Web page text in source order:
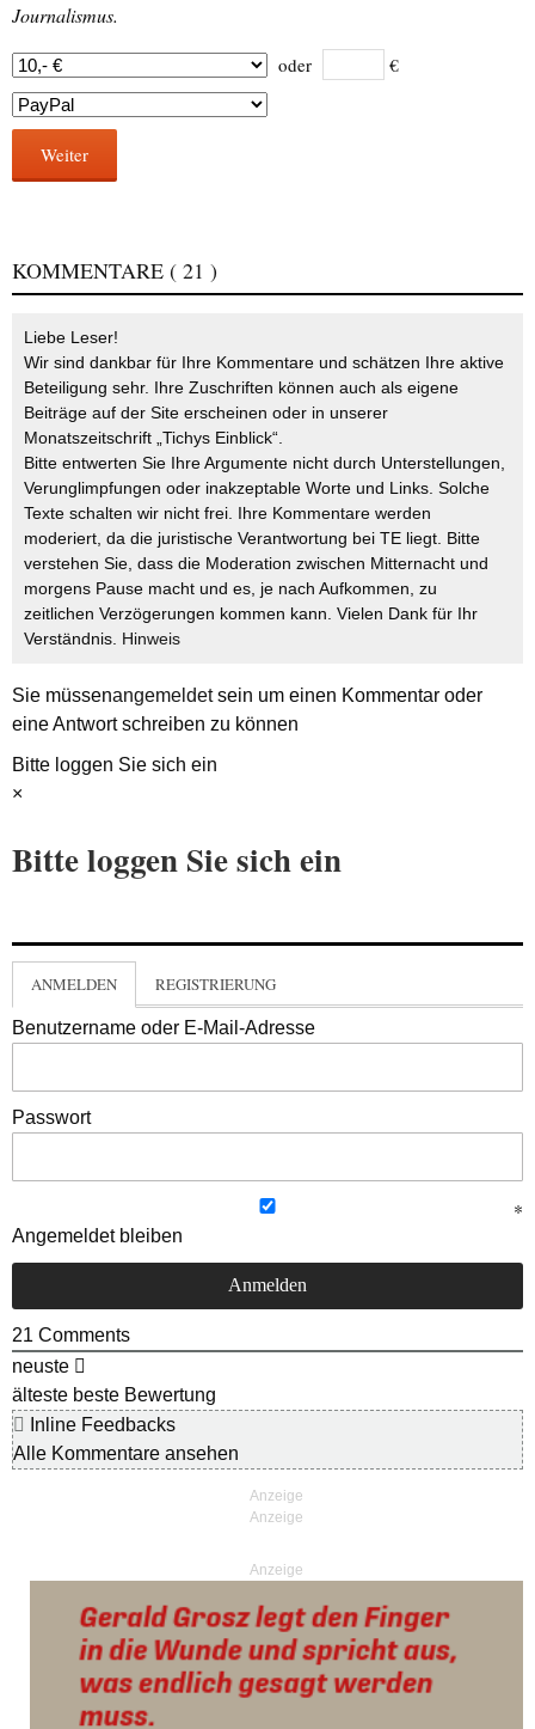
Journalismus.
oder €
Weiter
KOMMENTARE ( 21 )
Liebe Leser!
Wir sind dankbar für Ihre Kommentare und schätzen Ihre aktive
Beteiligung sehr. Ihre Zuschriften können auch als eigene
Beiträge auf der Site erscheinen oder in unserer
Monatszeitschrift „Tichys Einblick“.
Bitte entwerten Sie Ihre Argumente nicht durch Unterstellungen,
Verunglimpfungen oder inakzeptable Worte und Links. Solche
Texte schalten wir nicht frei. Ihre Kommentare werden
moderiert, da die juristische Verantwortung bei TE liegt. Bitte
verstehen Sie, dass die Moderation zwischen Mitternacht und
morgens Pause macht und es, je nach Aufkommen, zu
zeitlichen Verzögerungen kommen kann. Vielen Dank für Ihr
Verständnis. Hinweis
Sie müssenangemeldetsein um einen Kommentar oder
eine Antwort schreiben zu können
Bitte loggen Sie sich ein
×
Bitte loggen Sie sich ein
ANMELDEN REGISTRIERUNG
Benutzername oder E-Mail-Adresse
Passwort
Angemeldet bleiben
21 Comments
neuste
älteste beste Bewertung
Inline Feedbacks
Alle Kommentare ansehen
Anzeige